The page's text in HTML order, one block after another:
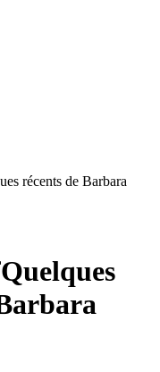
récents de Barbara
Quelques